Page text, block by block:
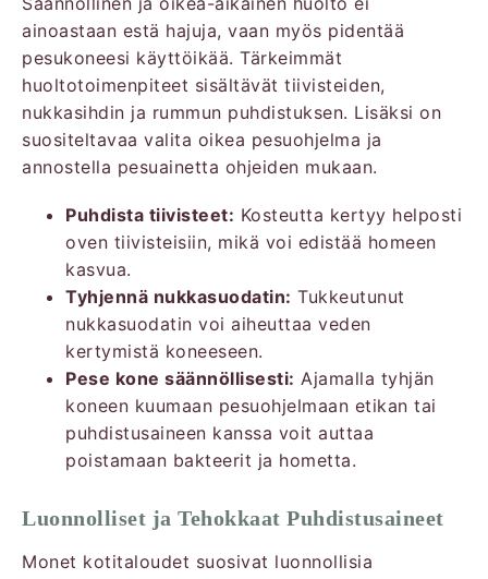
ainoastaan estä hajuja, vaan myös pidentää
pesukoneesi käyttöikää. Tärkeimmät
huoltotoimenpiteet sisältävät tiivisteiden,
nukkasihdin ja rummun puhdistuksen. Lisäksi on
suositeltavaa valita oikea pesuohjelma ja
annostella pesuainetta ohjeiden mukaan.
Puhdista tiivisteet: Kosteutta kertyy helposti
oven tiivisteisiin, mikä voi edistää homeen
kasvua.
Tyhjennä nukkasuodatin: Tukkeutunut
nukkasuodatin voi aiheuttaa veden
kertymistä koneeseen.
Pese kone säännöllisesti: Ajamalla tyhjän
koneen kuumaan pesuohjelmaan etikan tai
puhdistusaineen kanssa voit auttaa
poistamaan bakteerit ja hometta.
Luonnolliset ja Tehokkaat Puhdistusaineet
Monet kotitaloudet suosivat luonnollisia